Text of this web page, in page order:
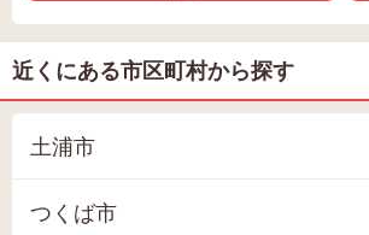
近くにある市区町村から探す
土浦市
つくば市